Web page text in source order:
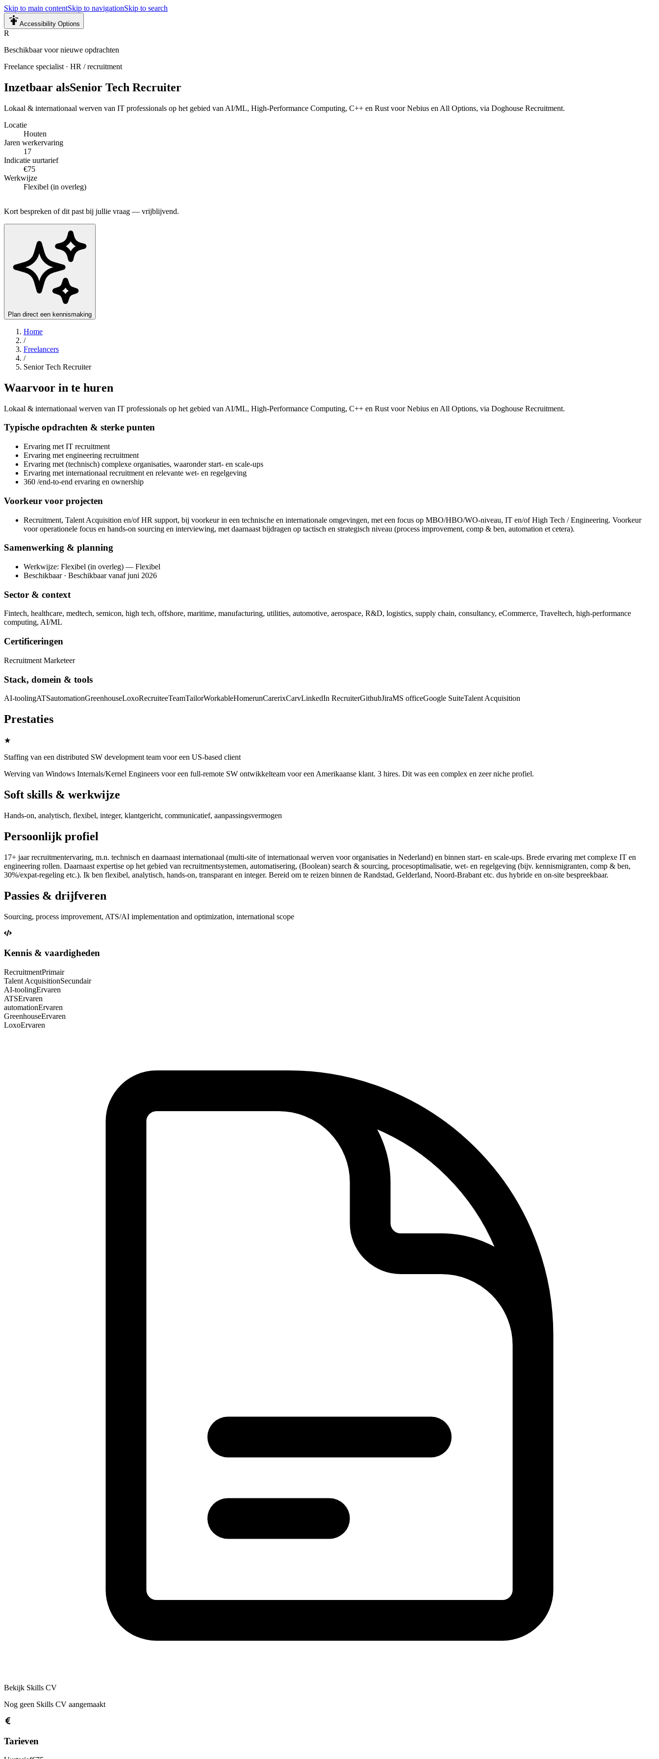
Skip to main contentSkip to navigationSkip to search
Accessibility Options
R
Beschikbaar voor nieuwe opdrachten
Freelance specialist · HR / recruitment
Inzetbaar alsSenior Tech Recruiter
Lokaal & internationaal werven van IT professionals op het gebied van AI/ML, High-Performance Computing, C++ en Rust voor Nebius en All Options, via Doghouse Recruitment.
Locatie
Houten
Jaren werkervaring
17
Indicatie uurtarief
€75
Werkwijze
Flexibel (in overleg)
Kort bespreken of dit past bij jullie vraag — vrijblijvend.
Plan direct een kennismaking
Home
/
Freelancers
/
Senior Tech Recruiter
Waarvoor in te huren
Lokaal & internationaal werven van IT professionals op het gebied van AI/ML, High-Performance Computing, C++ en Rust voor Nebius en All Options, via Doghouse Recruitment.
Typische opdrachten & sterke punten
Ervaring met IT recruitment
Ervaring met engineering recruitment
Ervaring met (technisch) complexe organisaties, waaronder start- en scale-ups
Ervaring met internationaal recruitment en relevante wet- en regelgeving
360 /end-to-end ervaring en ownership
Voorkeur voor projecten
Recruitment, Talent Acquisition en/of HR support, bij voorkeur in een technische en internationale omgevingen, met een focus op MBO/HBO/WO-niveau, IT en/of High Tech / Engineering. Voorkeur
voor operationele focus en hands-on sourcing en interviewing, met daarnaast bijdragen op tactisch en strategisch niveau (process improvement, comp & ben, automation et cetera).
Samenwerking & planning
Werkwijze: Flexibel (in overleg) — Flexibel
Beschikbaar · Beschikbaar vanaf juni 2026
Sector & context
Fintech, healthcare, medtech, semicon, high tech, offshore, maritime, manufacturing, utilities, automotive, aerospace, R&D, logistics, supply chain, consultancy, eCommerce, Traveltech, high-performance
computing, AI/ML
Certificeringen
Recruitment Marketeer
Stack, domein & tools
AI-toolingATSautomationGreenhouseLoxoRecruiteeTeamTailorWorkableHomerunCarerixCarvLinkedIn RecruiterGithubJiraMS officeGoogle SuiteTalent Acquisition
Prestaties
★
Staffing van een distributed SW development team voor een US-based client
Werving van Windows Internals/Kernel Engineers voor een full-remote SW ontwikkelteam voor een Amerikaanse klant. 3 hires. Dit was een complex en zeer niche profiel.
Soft skills & werkwijze
Hands-on, analytisch, flexibel, integer, klantgericht, communicatief, aanpassingsvermogen
Persoonlijk profiel
17+ jaar recruitmentervaring, m.n. technisch en daarnaast internationaal (multi-site of internationaal werven voor organisaties in Nederland) en binnen start- en scale-ups. Brede ervaring met complexe IT en
engineering rollen. Daarnaast expertise op het gebied van recruitmentsystemen, automatisering, (Boolean) search & sourcing, procesoptimalisatie, wet- en regelgeving (bijv. kennismigranten, comp & ben,
30%/expat-regeling etc.). Ik ben flexibel, analytisch, hands-on, transparant en integer. Bereid om te reizen binnen de Randstad, Gelderland, Noord-Brabant etc. dus hybride en on-site bespreekbaar.
Passies & drijfveren
Sourcing, process improvement, ATS/AI implementation and optimization, international scope
Kennis & vaardigheden
RecruitmentPrimair
Talent AcquisitionSecundair
AI-toolingErvaren
ATSErvaren
automationErvaren
GreenhouseErvaren
LoxoErvaren
Bekijk Skills CV
Nog geen Skills CV aangemaakt
Tarieven